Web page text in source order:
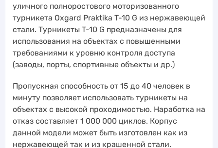
уличного полноростового моторизованного
турникета Oxgard Praktika T-10 G из нержавеющей
стали. Турникеты T-10 G предназначены для
использования на объектах с повышенными
требованиями к уровню контроля доступа
(заводы, порты, спортивные объекты и др.)
Пропускная способность от 15 до 40 человек в
минуту позволяет использовать турникеты на
объектах с высокой проходимостью. Наработка на
отказ составляет 1 000 000 циклов. Корпус
данной модели может быть изготовлен как из
нержавеющей так и из крашенной стали.